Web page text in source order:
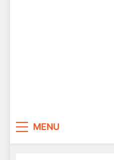
MENU